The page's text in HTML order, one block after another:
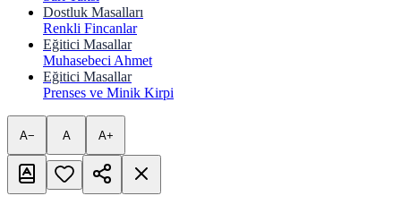
Dostluk Masalları
Renkli Fincanlar
Eğitici Masallar
Muhasebeci Ahmet
Eğitici Masallar
Prenses ve Minik Kirpi
A− A A+